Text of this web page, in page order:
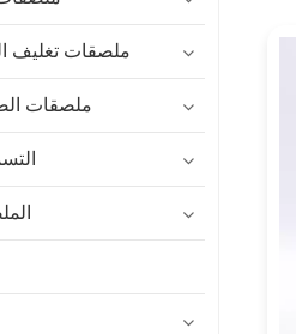
ملصقات تغليف
ملصقات